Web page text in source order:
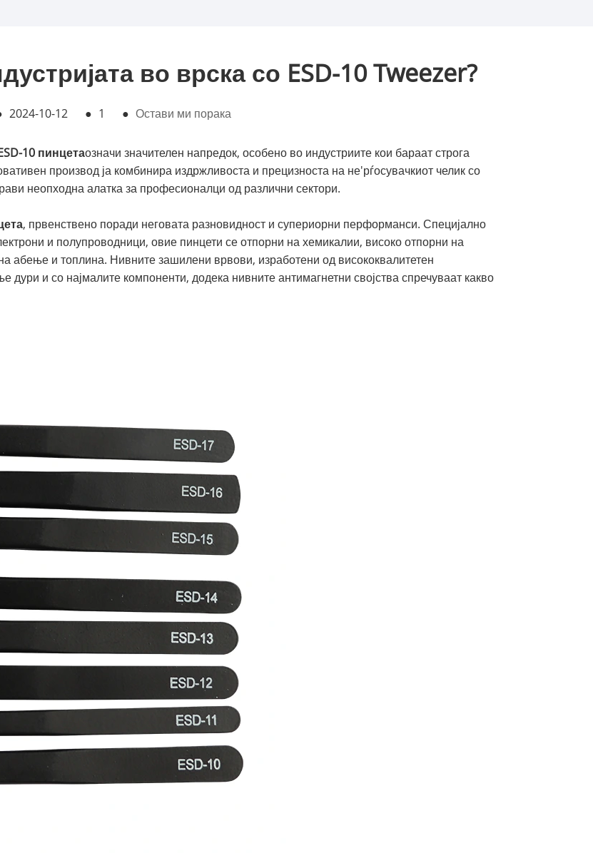
во врска со ESD-10 Tweezer?
2024-10-12 ● 1 ● Остави ми порака
10 пинцетаозначи значителен напредок, особено во индустриите кои бараат строга
производ ја комбинира издржливоста и прецизноста на не'рѓосувачкиот челик со
неопходна алатка за професионалци од различни сектори.
, првенствено поради неговата разновидност и супериорни перформанси. Специјално
и полупроводници, овие пинцети се отпорни на хемикалии, високо отпорни на
абење и топлина. Нивните зашилени врвови, изработени од висококвалитетен
дури и со најмалите компоненти, додека нивните антимагнетни својства спречуваат какво